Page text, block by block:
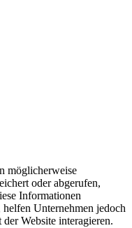
möglicherweise
oder abgerufen,
Informationen
Unternehmen jedoch
Website interagieren.